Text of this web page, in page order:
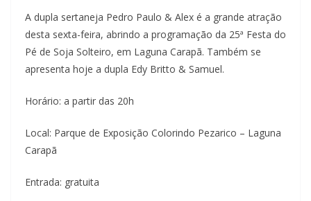
A dupla sertaneja Pedro Paulo & Alex é a grande atração
desta sexta-feira, abrindo a programação da 25ª Festa do
Pé de Soja Solteiro, em Laguna Carapã. Também se
apresenta hoje a dupla Edy Britto & Samuel.
Horário: a partir das 20h
Local: Parque de Exposição Colorindo Pezarico – Laguna
Carapã
Entrada: gratuita